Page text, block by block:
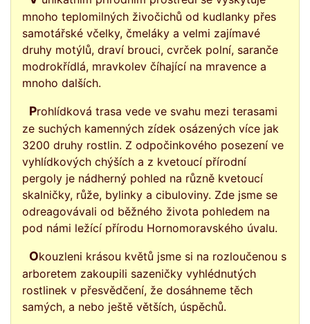
mnoho teplomilných živočichů od kudlanky přes
samotářské včelky, čmeláky a velmi zajímavé
druhy motýlů, draví brouci, cvrček polní, saranče
modrokřídlá, mravkolev číhající na mravence a
mnoho dalších.
Prohlídková trasa vede ve svahu mezi terasami
ze suchých kamenných zídek osázených více jak
3200 druhy rostlin. Z odpočinkového posezení ve
vyhlídkových chýších a z kvetoucí přírodní
pergoly je nádherný pohled na různě kvetoucí
skalničky, růže, bylinky a cibuloviny. Zde jsme se
odreagovávali od běžného života pohledem na
pod námi ležící přírodu Hornomoravského úvalu.
Okouzleni krásou květů jsme si na rozloučenou s
arboretem zakoupili sazeničky vyhlédnutých
rostlinek v přesvědčení, že dosáhneme těch
samých, a nebo ještě větších, úspěchů.